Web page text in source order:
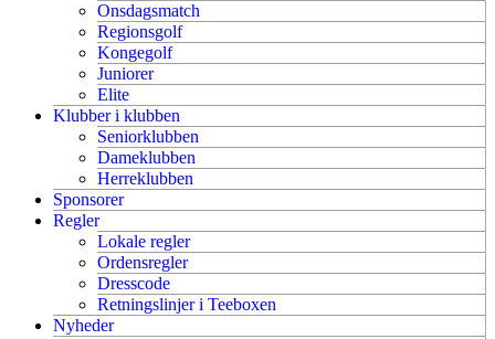
Onsdagsmatch
Regionsgolf
Kongegolf
Juniorer
Elite
Klubber i klubben
Seniorklubben
Dameklubben
Herreklubben
Sponsorer
Regler
Lokale regler
Ordensregler
Dresscode
Retningslinjer i Teeboxen
Nyheder